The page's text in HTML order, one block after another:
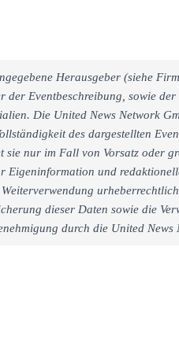
Herausgeber (siehe
Eventbeschreibung, sowie der
Die United News Network
des dargestellten
nur im Fall von Vorsatz oder
und
dieser Daten sowie die
durch die United News